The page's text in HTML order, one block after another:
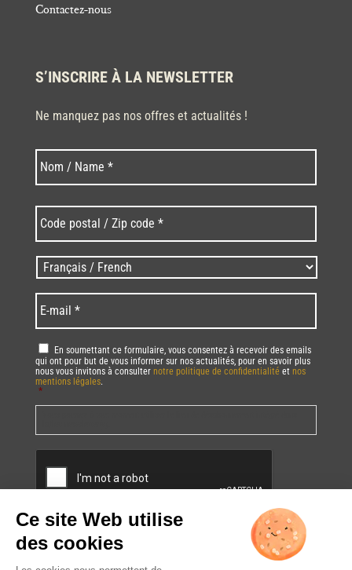
Contactez-nous
S’INSCRIRE À LA NEWSLETTER
Ne manquez pas nos offres et actualités !
Nom * Nom
postal
/
Zip
code
* *
Langues
/
Language *
mail *
RGPD *
En soumettant ce formulaire, vous consentez à recevoir des emails
qui ont pour but de vous informer sur nos actualités, pour en savoir plus
nous vous invitons à consulter notre politique de confidentialité et nos
mentions légales.
*